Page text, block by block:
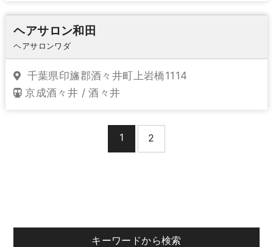
ヘアサロン和田
ヘアサロンワダ
千葉県印旛郡酒々井町上岩橋1114
京成酒々井 / 酒々井
1 2
キーワードから検索